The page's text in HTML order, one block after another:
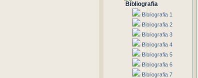
Bibliografia
Bibliografia 1
Bibliografia 2
Bibliografia 3
Bibliografia 4
Bibliografia 5
Bibliografia 6
Bibliografia 7